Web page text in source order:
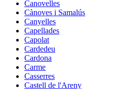
Canovelles
Cànoves i Samalús
Canyelles
Capellades
Capolat
Cardedeu
Cardona
Carme
Casserres
Castell de l'Areny